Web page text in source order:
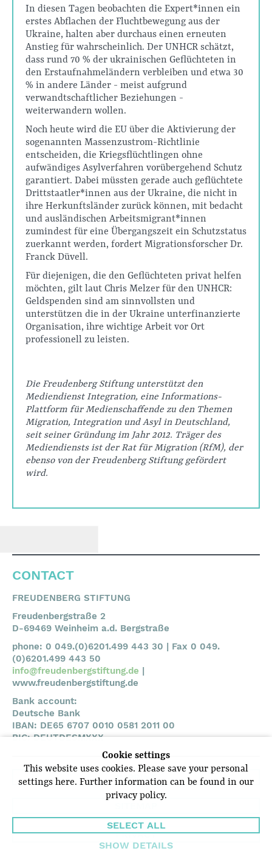
Cookie settings
This website uses cookies. Please save your personal
settings here. Further information can be found in our
privacy policy.
SELECT ALL
SHOW DETAILS
In diesen Tagen beobachten die Expert*innen ein
erstes Abflachen der Fluchtbewegung aus der
Ukraine, halten aber durchaus einen erneuten
Anstieg für wahrscheinlich. Der UNHCR schätzt,
dass rund 70 % der ukrainischen Geflüchteten in
den Erstaufnahmeländern verbleiben und etwa 30
% in andere Länder - meist aufgrund
verwandtschaftlicher Beziehungen -
weiterwandern wollen.
Noch heute wird die EU über die Aktivierung der
sogenannten Massenzustrom-Richtlinie
entscheiden, die Kriegsflüchtlingen ohne
aufwändiges Asylverfahren vorübergehend Schutz
garantiert. Dabei müssten gerade auch geflüchtete
Drittstaatler*innen aus der Ukraine, die nicht in
ihre Herkunftsländer zurück können, mit bedacht
und ausländischen Arbeitsmigrant*innen
zumindest für eine Übergangszeit ein Schutzstatus
zuerkannt werden, fordert Migrationsforscher Dr.
Franck Düvell.
Für diejenigen, die den Geflüchteten privat helfen
möchten, gilt laut Chris Melzer für den UNHCR:
Geldspenden sind am sinnvollsten und
unterstützen die in der Ukraine unterfinanzierte
Organisation, ihre wichtige Arbeit vor Ort
professionell zu leisten.
Die Freudenberg Stiftung unterstützt den
Mediendienst Integration, eine Informations-
Plattform für Medienschaffende zu den Themen
Migration, Integration und Asyl in Deutschland,
seit seiner Gründung im Jahr 2012. Träger des
Mediendiensts ist der Rat für Migration (RfM), der
ebenso von der Freudenberg Stiftung gefördert
wird.
CONTACT
FREUDENBERG STIFTUNG
Freudenbergstraße 2
D-69469 Weinheim a.d. Bergstraße
phone: 0 049.(0)6201.499 443 30 | Fax 0 049.
(0)6201.499 443 50
info@freudenbergstiftung.de |
www.freudenbergstiftung.de
Bank account:
Deutsche Bank
IBAN: DE65 6707 0010 0581 2011 00
BIC: DEUTDESMXXX
IMPRINT
PRIVACY